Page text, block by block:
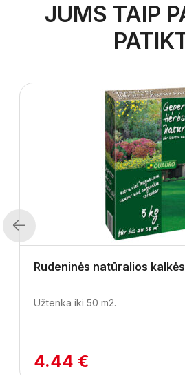
JUMS TAIP
Previous
Rudeninės natūralios kalkės
Užtenka iki 50 m2.
4.44 €